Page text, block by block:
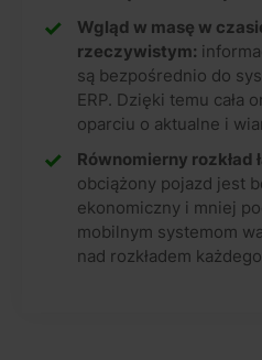
Wgląd w masę w
rzeczywistym:
są bezpośrednio do
ERP. Dzięki temu cała
oparciu o aktualne i
Równomierny rozkład
obciążony pojazd jest
ekonomiczny i mniej
mobilnym systemom
nad rozkładem